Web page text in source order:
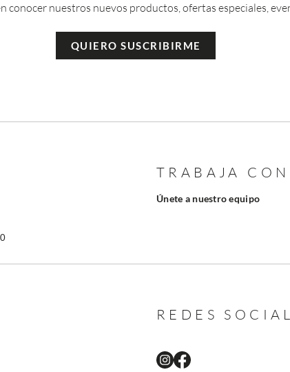
conocer nuestros nuevos productos, ofertas especiales,
QUIERO SUSCRIBIRME
TRABAJA
Únete a nuestro equipo
REDES